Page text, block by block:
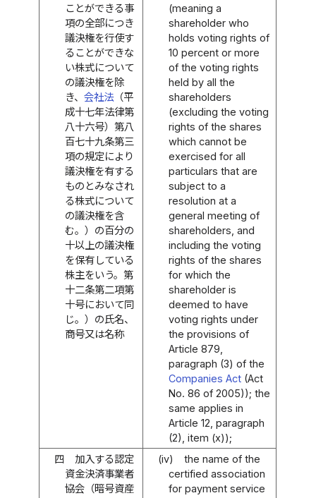
ことができる事
項の全部につき
議決権を行使す
ることができな
い株式について
の議決権を除
き、 会社法（平
成十七年法律第
八十六号）第八
百七十九条第三
項の規定により
議決権を有する
ものとみなされ
る株式について
の議決権を含
む。）の百分の
十以上の議決権
を保有している
株主をいう。第
十二条第二項第
十号において同
じ。）の氏名、
商号又は名称
(meaning a
shareholder who
holds voting rights of
10 percent or more
of the voting rights
held by all the
shareholders
(excluding the voting
rights of the shares
which cannot be
exercised for all
particulars that are
subject to a
resolution at a
general meeting of
shareholders, and
including the voting
rights of the shares
for which the
shareholder is
deemed to have
voting rights under
the provisions of
Article 879,
paragraph (3) of the
Companies Act(Act
No. 86 of 2005)); the
same applies in
Article 12, paragraph
(2), item (x));
四
加入する認定
資金決済事業者
協会（暗号資産
(iv)
the name of the
certified association
for payment service